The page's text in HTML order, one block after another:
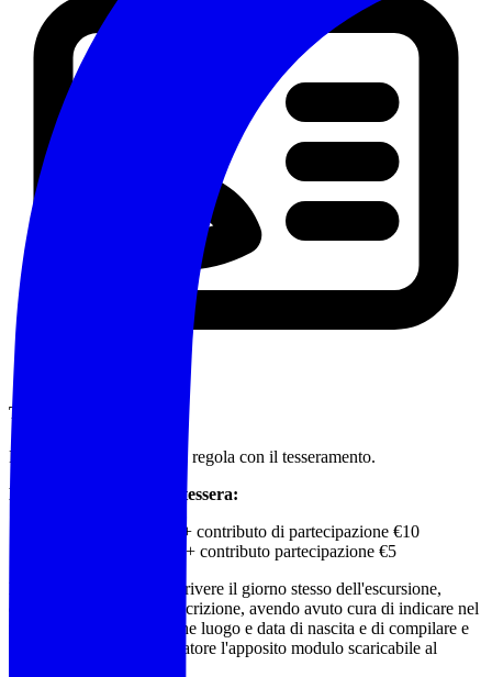
Tesseramento
Evento riservato ai soci in regola con il tesseramento.
Per chi non possiede la tessera:
Adulti tessera €15 + contributo di partecipazione €10
Minori tessera €10 + contributo partecipazione €5
La tessera si potrà sottoscrivere il giorno stesso dell'escursione,
durata 365 gg dalla sottoscrizione, avendo avuto cura di indicare nel
messaggio whatsapp anche luogo e data di nascita e di compilare e
presentare all'accompagnatore l'apposito modulo scaricabile al